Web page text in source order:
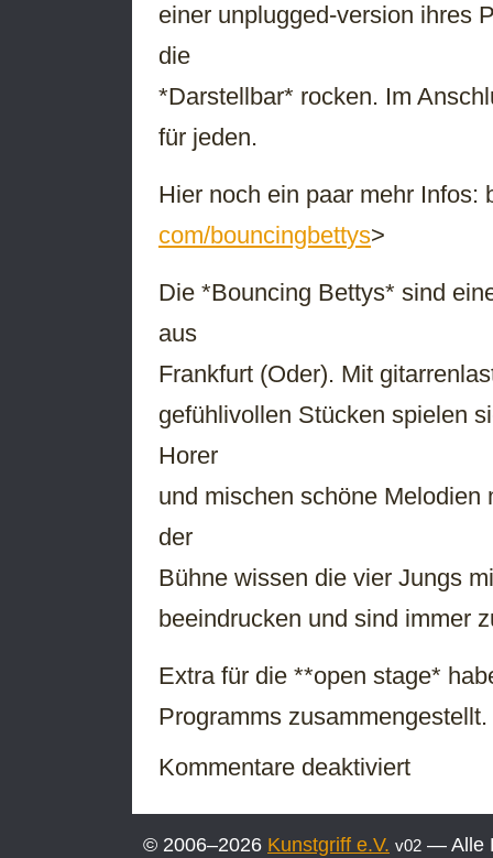
einer unplugged-version ihres
die
*Darstellbar* rocken. Im
für jeden.
Hier noch ein paar mehr Infos:
com/bouncingbettys>
Die *Bouncing Bettys* sind
aus
Frankfurt (Oder). Mit
gefühlivollen Stücken spielen
Horer
und mischen schöne
der
Bühne wissen die vier Jungs
beeindrucken und sind immer
Extra für die **open stage*
Programms zusammengestellt.
Kommentare deaktiviertDiese
„Bouncing
© 2006–2026 Kunstgriff e.V. v02 — Alle